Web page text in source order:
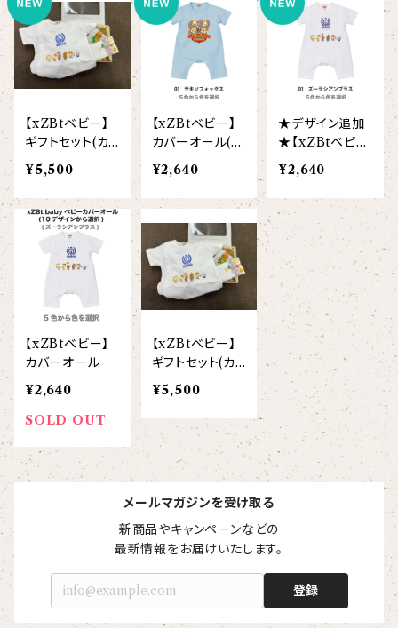
カバーオール
ギフトセット
Tシャツ
【face】
【signature】
【kakugen】
【hibiscus】
【I love】
【xx's day】
【anniversary】
オーバーサイズTシャツ（半袖）
【custom_point】
【face_point】
【resort】
マグナムウェイトビッグシルエットTシャツ
【hello(刺繍)】
ベースボールシャツ
ポロシャツ
【emblem_basic】
【emblem_chara】
【crest】
【6faces】
カラードライポロシャツ
アロハシャツ
ボタンダウン半袖シャツ
オックスフォード長袖シャツ
パーカー
プルオーバーパーカー
ドライジップパーカー
ドライストレッチプルオーバーパーカー
トレーナー
スウェットパンツ
アウター
【chara】
【custom_point】
ハット・ネックウォーマー
おけいこバッグ
ランチトート
デニムトート
ジュートバッグ
ブランケット
ペットアイテム
巾着
サコッシュ
ポシェット
バックパック・リュック
インドライオン
ドゥクラングール
マレーバク
スマトラトラ
ホッキョクグマ
メグ
エイミー
ベス
ジョー
ハンナ
サキソフォックス
ラトゥール
ラフィット
ムートン
クラリキャット
メリッサ
ローズマリー
ペパーミント
ことふえパピヨン
パーカッション
ナマケモノ
リトルシスタードール
たたきのトリ アイリス
たたきのトリ スカーレット
ズーラシアンフィルハーモニー管弦楽団
コビトカバ
ジャイアントパンダ
ゴールデンターキン
オセロット
カズンバク
はたらくトリ
セクション
トラ軍団
パーカッションチーム
【xZBtベビー】
ギフトセット(カ
バーオール&ス
タイ2枚セット)
¥5,500
【xZBtベビー】
カバーオール(サ
キソフォックス/
弦うさぎ/クラリ
キャット/ことふ
¥2,640
★デザイン追加
★【xZBtベビ
ー】カバーオー
ル(ズーラシアン
ブラス/パーカッ
ション)
¥2,640
【xZBtベビー】
カバーオール
¥2,640
SOLD OUT
【xZBtベビー】
ギフトセット(カ
バーオール&ス
タイ2枚セット)
¥5,500
メールマガジンを受け取る
新商品やキャンペーンなどの
最新情報をお届けいたします。
登録